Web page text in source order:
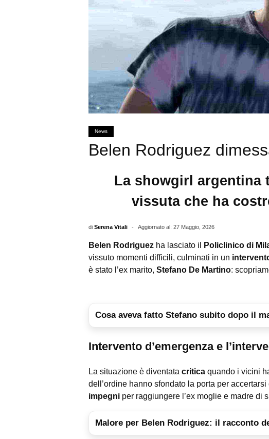
News
Belen Rodriguez
La showgirl argentina
vissuta che ha
di Serena Vitali - Aggiornato al: 27 Maggio, 2026
Belen Rodriguez ha lasciato il Policlinico di
vissuto momenti difficili, culminati in un
è stato l’ex marito, Stefano De Martino:
Cosa aveva fatto Stefano subito dopo il
Intervento d’emergenza e
La situazione è diventata critica quando i vicini
dell’ordine hanno sfondato la porta per
impegni per raggiungere l’ex moglie e madre di
Malore per Belen Rodriguez: il racconto